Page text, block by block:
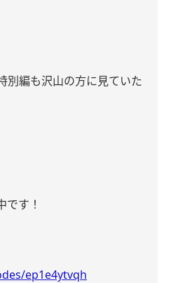
別編も沢山の方に見ていた
です！
ep1e4ytvqh